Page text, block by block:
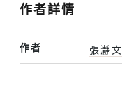
作者詳情
作者 張瀞文